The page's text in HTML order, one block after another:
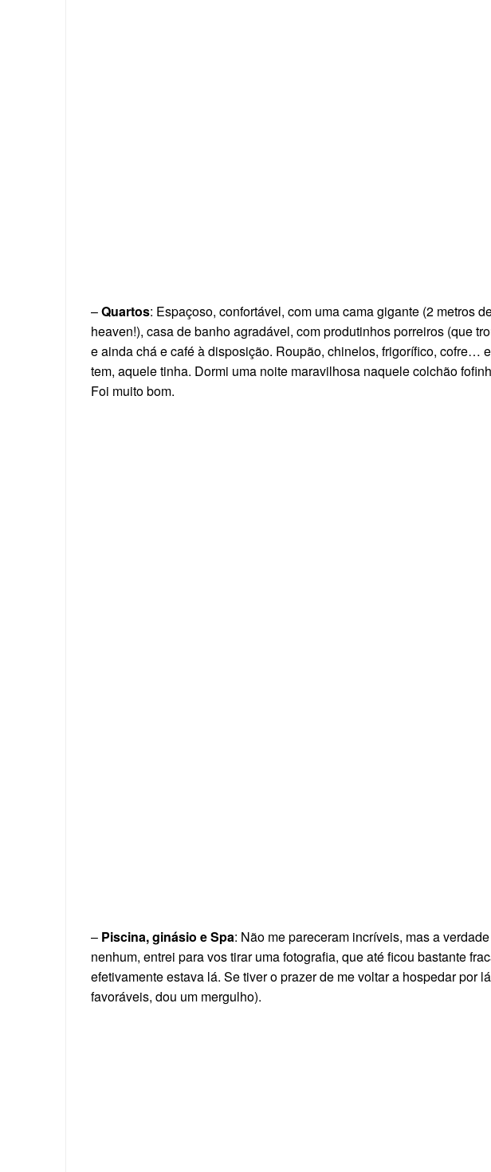
–Quartos: Espaçoso, confortável, com uma cama gigante (2 metros
heaven!), casa de banho agradável, com produtinhos porreiros (que
e ainda chá e café à disposição. Roupão, chinelos, frigorífico, cofre…
tem, aquele tinha. Dormi uma noite maravilhosa naquele colchão
Foi muito bom.
– Piscina, ginásio e Spa: Não me pareceram incríveis, mas a
nenhum, entrei para vos tirar uma fotografia, que até ficou bastante
efetivamente estava lá. Se tiver o prazer de me voltar a hospedar por
favoráveis, dou um mergulho).